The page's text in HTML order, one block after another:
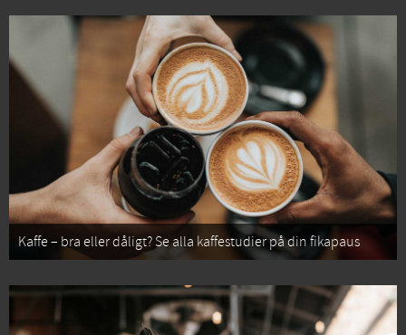
Kaffe – bra eller dåligt? Se alla kaffestudier på din fikapaus